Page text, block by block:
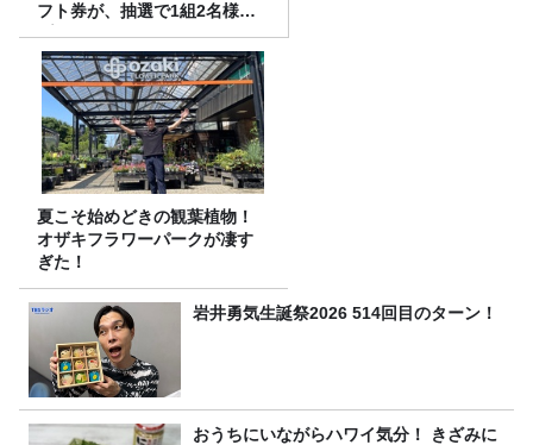
フト券が、抽選で1組2名様に
プレゼント！
夏こそ始めどきの観葉植物！
オザキフラワーパークが凄す
ぎた！
岩井勇気生誕祭2026 514回目のターン！
おうちにいながらハワイ気分！ きざみに